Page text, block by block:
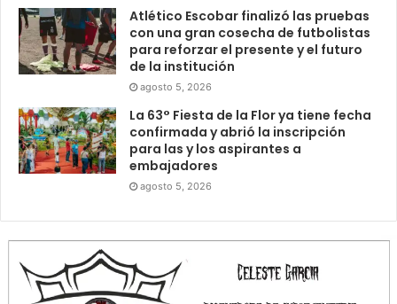
Atlético Escobar finalizó las pruebas
con una gran cosecha de futbolistas
para reforzar el presente y el futuro
de la institución
agosto 5, 2026
La 63° Fiesta de la Flor ya tiene fecha
confirmada y abrió la inscripción
para las y los aspirantes a
embajadores
agosto 5, 2026